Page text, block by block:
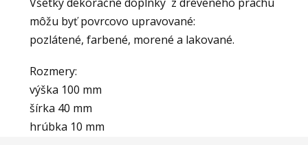
môžu byť povrcovo upravované:
pozlátené, farbené, morené a lakované.
Rozmery:
výška 100 mm
šírka 40 mm
hrúbka 10 mm